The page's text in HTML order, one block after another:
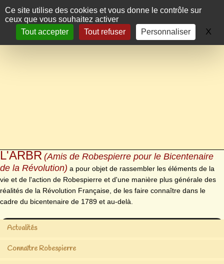
Panneau de gestion des cookies
Ce site utilise des cookies et vous donne le contrôle sur
ceux que vous souhaitez activer
Tout accepter
Tout refuser Personnaliser X
L'ARBR (Amis de Robespierre pour le Bicentenaire
de la Révolution) a pour objet de rassembler les éléments de la
vie et de l'action de Robespierre et d'une manière plus générale des
réalités de la Révolution Française, de les faire connaître dans le
cadre du bicentenaire de 1789 et au-delà.
Actualités
Connaître Robespierre